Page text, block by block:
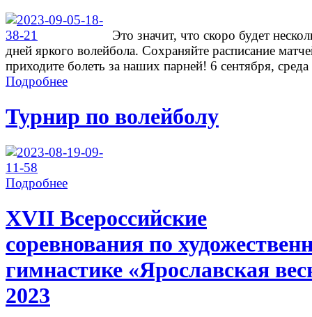
Это значит, что скоро будет
дней яркого волейбола. Сохраняйте расписание
приходите болеть за наших парней! 6 сентября, среда
Подробнее
Турнир по волейболу
Подробнее
ХVII Всероссийские
соревнования по
гимнастике «Ярославская
2023